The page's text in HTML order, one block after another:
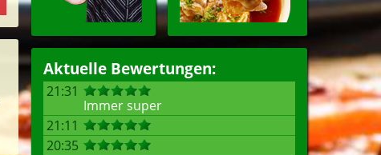
Aktuelle Bewertungen:
21:31
Immer super
21:11
20:35